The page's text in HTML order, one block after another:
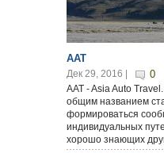
AAT
Дек 29, 2016 | 0
AAT - Asia Auto
общим названием
формироваться
индивидуальных
хорошо знающих друг